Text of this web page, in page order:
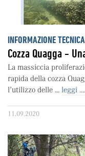
INFORMAZIONE
Cozza Quagga -
La massiccia
rapida della cozza
l’utilizzo delle ... leggi ....
11.09.2020